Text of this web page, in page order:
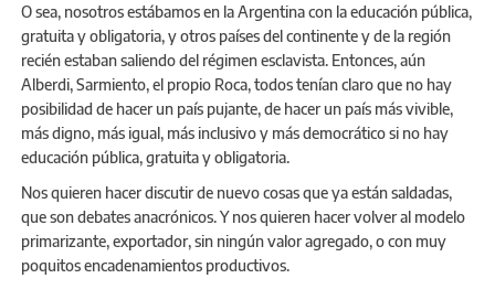
O sea, nosotros estábamos en la Argentina con la educación pública,
gratuita y obligatoria, y otros países del continente y de la región
recién estaban saliendo del régimen esclavista. Entonces, aún
Alberdi, Sarmiento, el propio Roca, todos tenían claro que no hay
posibilidad de hacer un país pujante, de hacer un país más vivible,
más digno, más igual, más inclusivo y más democrático si no hay
educación pública, gratuita y obligatoria.
Nos quieren hacer discutir de nuevo cosas que ya están saldadas,
que son debates anacrónicos. Y nos quieren hacer volver al modelo
primarizante, exportador, sin ningún valor agregado, o con muy
poquitos encadenamientos productivos.